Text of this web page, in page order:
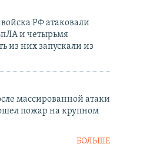
РФ атаковали
и четырьмя
из них запускали из
массированной атаки
пожар на крупном
БОЛЬШЕ